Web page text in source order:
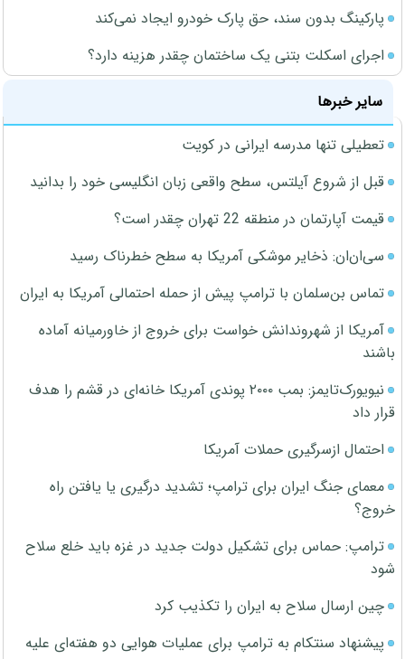
پارکینگ بدون سند، حق پارک خودرو ایجاد نمی‌کند
اجرای اسکلت بتنی یک ساختمان چقدر هزینه دارد؟
سایر خبرها
تعطیلی تنها مدرسه ایرانی در کویت
قبل از شروع آیلتس، سطح واقعی زبان انگلیسی خود را بدانید
قیمت آپارتمان در منطقه 22 تهران چقدر است؟
سی‌ان‌ان: ذخایر موشکی آمریکا به سطح خطرناک رسید
تماس بن‌سلمان با ترامپ پیش از حمله احتمالی آمریکا به ایران
آمریکا از شهروندانش خواست برای خروج از خاورمیانه آماده
باشند
نیویورک‌تایمز: بمب ۲۰۰۰ پوندی آمریکا خانه‌ای در قشم را هدف
قرار داد
احتمال ازسرگیری حملات آمریکا
معمای جنگ ایران برای ترامپ؛ تشدید درگیری یا یافتن راه
خروج؟
ترامپ: حماس برای تشکیل دولت جدید در غزه باید خلع سلاح
شود
چین ارسال سلاح به ایران را تکذیب کرد
پیشنهاد سنتکام به ترامپ برای عملیات هوایی دو هفته‌ای علیه